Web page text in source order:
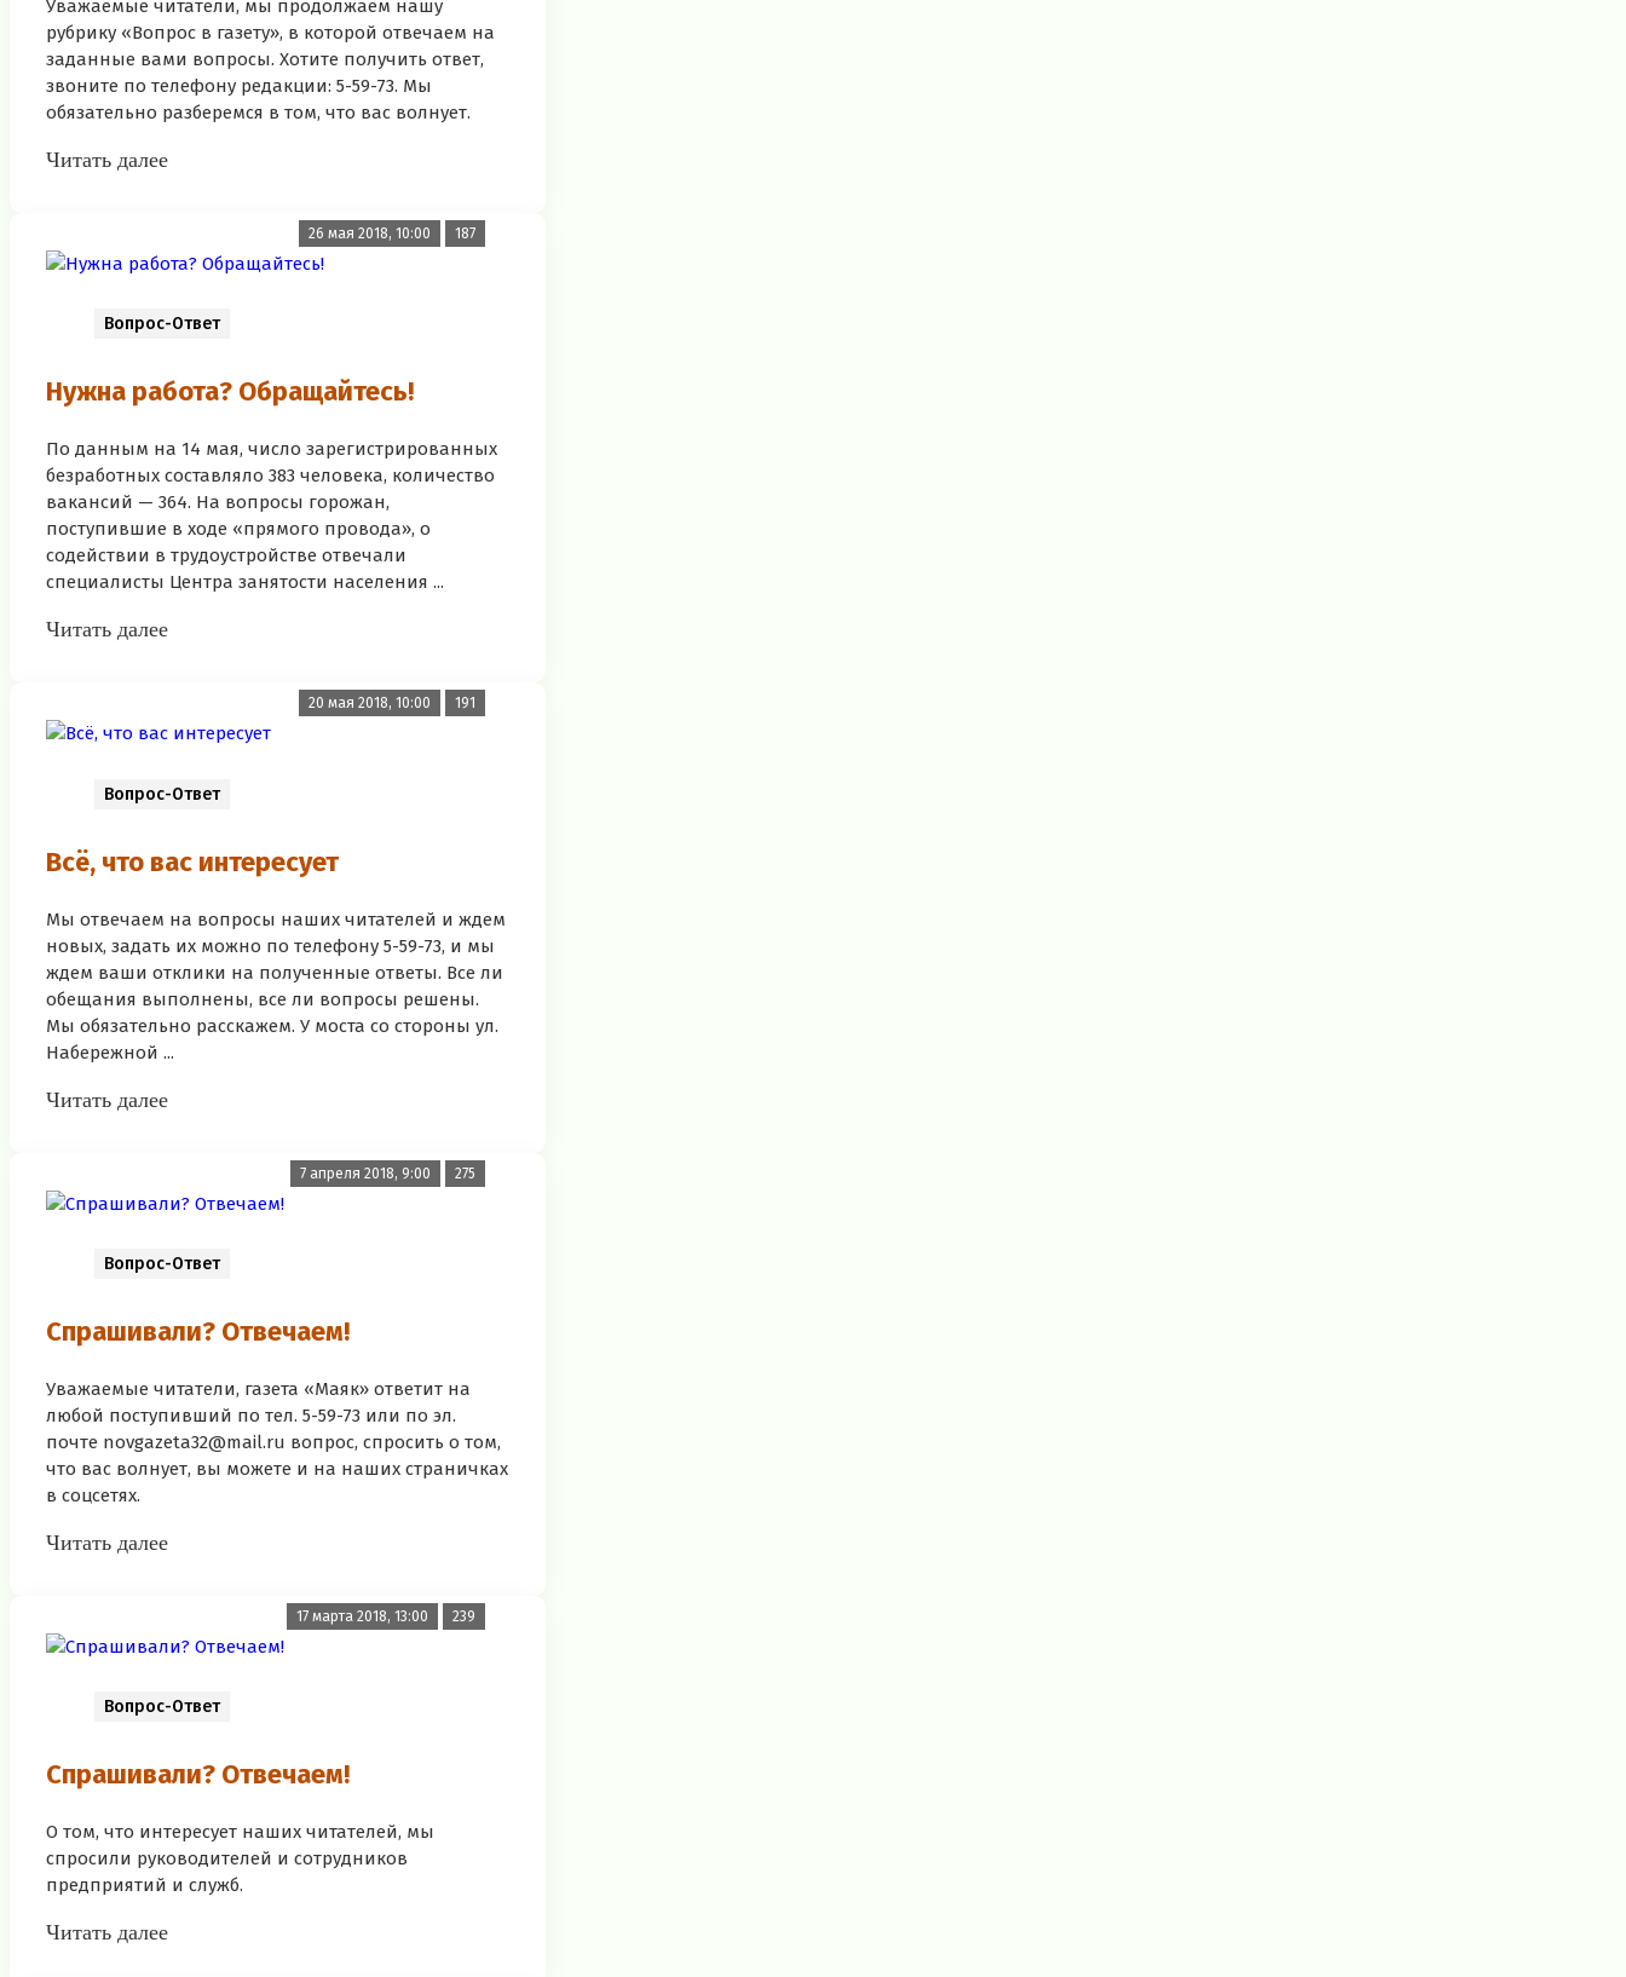
Уважаемые читатели, мы продолжаем нашу
рубрику «Вопрос в газету», в которой отвечаем на
заданные вами вопросы. Хотите получить ответ,
звоните по телефону редакции: 5-59-73. Мы
обязательно разберемся в том, что вас волнует.
Читать далее
26 мая 2018, 10:00 187
Вопрос-Ответ
Нужна работа? Обращайтесь!
По данным на 14 мая, число зарегистрированных
безработных составляло 383 человека, количество
вакансий — 364. На вопросы горожан,
поступившие в ходе «прямого провода», о
содействии в трудоустройстве отвечали
специалисты Центра занятости населения ...
Читать далее
20 мая 2018, 10:00 191
Вопрос-Ответ
Всё, что вас интересует
Мы отвечаем на вопросы наших читателей и ждем
новых, задать их можно по телефону 5-59-73, и мы
ждем ваши отклики на полученные ответы. Все ли
обещания выполнены, все ли вопросы решены.
Мы обязательно расскажем. У моста со стороны ул.
Набережной ...
Читать далее
7 апреля 2018, 9:00 275
Вопрос-Ответ
Спрашивали? Отвечаем!
Уважаемые читатели, газета «Маяк» ответит на
любой поступивший по тел. 5-59-73 или по эл.
почте novgazeta32@mail.ru вопрос, спросить о том,
что вас волнует, вы можете и на наших страничках
в соцсетях.
Читать далее
17 марта 2018, 13:00 239
Вопрос-Ответ
Спрашивали? Отвечаем!
О том, что интересует наших читателей, мы
спросили руководителей и сотрудников
предприятий и служб.
Читать далее